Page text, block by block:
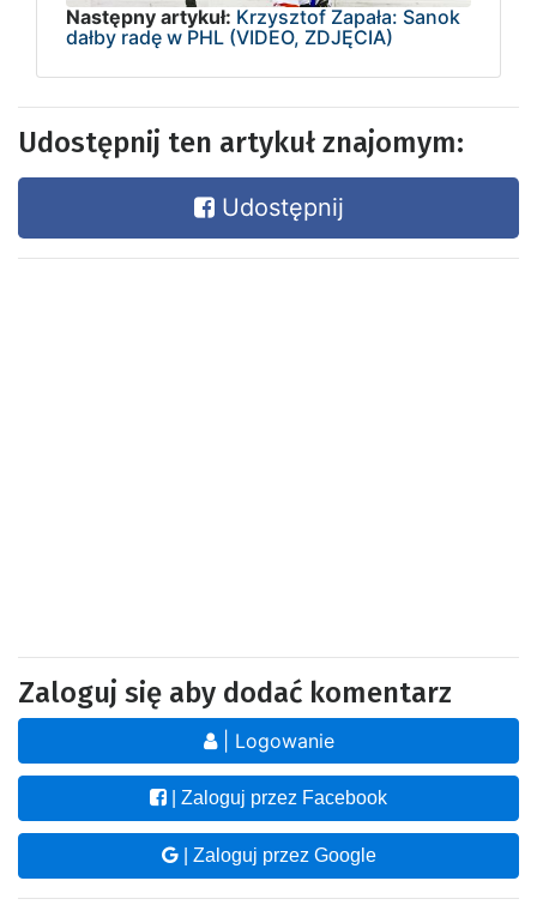
Następny artykuł: Krzysztof Zapała: Sanok
dałby radę w PHL (VIDEO, ZDJĘCIA)
Udostępnij ten artykuł znajomym:
Udostępnij
Zaloguj się aby dodać komentarz
| Logowanie
| Zaloguj przez Facebook
| Zaloguj przez Google